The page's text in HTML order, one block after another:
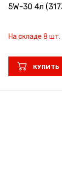
5W-30 4л
На складе 8 шт.
КУПИТЬ